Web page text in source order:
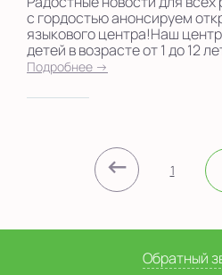
с гордостью анонсируем
языкового центра!Наш
детей в возрасте от 1 до 12
Подробнее →
← 1
Обратный